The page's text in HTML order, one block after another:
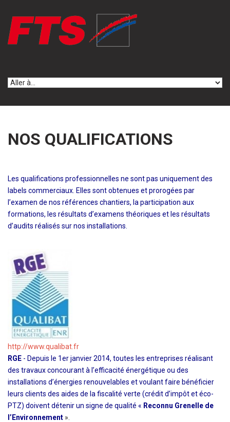
NOS QUALIFICATIONS
Les qualifications professionnelles ne sont pas uniquement des
labels commerciaux. Elles sont obtenues et prorogées par
l’examen de nos références chantiers, la participation aux
formations, les résultats d’examens théoriques et les résultats
d’audits réalisés sur nos installations.
http://www.qualibat.fr
RGE - Depuis le 1er janvier 2014, toutes les entreprises réalisant
des travaux concourant à l’efficacité énergétique ou des
installations d’énergies renouvelables et voulant faire bénéficier
leurs clients des aides de la fiscalité verte (crédit d’impôt et éco-
PTZ) doivent détenir un signe de qualité « Reconnu Grenelle de
l’Environnement ».